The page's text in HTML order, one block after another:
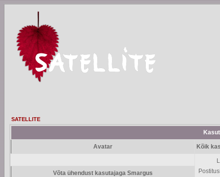
SATELLITE
Avatar Kõik
Võta ühendust kasutajaga Smargus